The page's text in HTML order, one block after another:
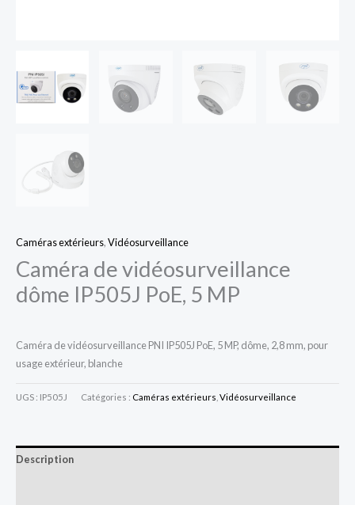
Caméras extérieurs,Vidéosurveillance
Caméra de vidéosurveillance
dôme IP505J PoE, 5 MP
Caméra de vidéosurveillance PNI IP505J PoE, 5 MP, dôme, 2,8 mm, pour
usage extérieur, blanche
UGS : IP505J Catégories : Caméras extérieurs Vidéosurveillance
Description